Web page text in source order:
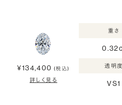
¥134,400 (税込)
詳しく見る
重さ
透明度
VS1